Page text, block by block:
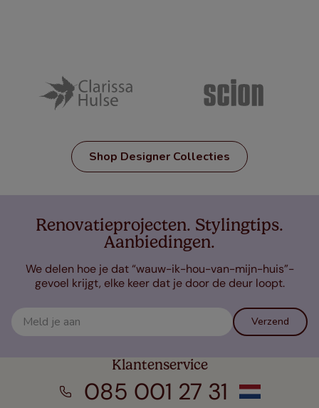
Shop Designer Collecties
Renovatieprojecten. Stylingtips.
Aanbiedingen.
We delen hoe je dat “wauw-ik-hou-van-mijn-huis”-
gevoel krijgt, elke keer dat je door de deur loopt.
Verzend
Klantenservice
085 001 27 31